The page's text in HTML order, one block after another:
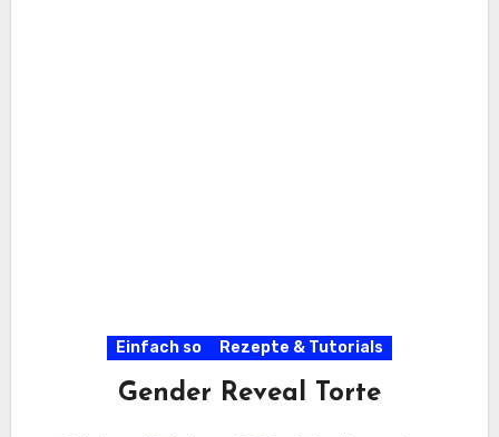
Einfach so Rezepte & Tutorials
Gender Reveal Torte